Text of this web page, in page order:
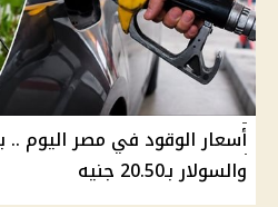
والسولار بـ20.50 جنيه